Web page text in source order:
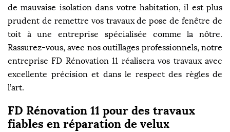
de mauvaise isolation dans votre habitation, il est plus
prudent de remettre vos travaux de pose de fenêtre de
toit à une entreprise spécialisée comme la nôtre.
Rassurez-vous, avec nos outillages professionnels, notre
entreprise FD Rénovation 11 réalisera vos travaux avec
excellente précision et dans le respect des règles de
l’art.
FD Rénovation 11 pour des travaux
fiables en réparation de velux